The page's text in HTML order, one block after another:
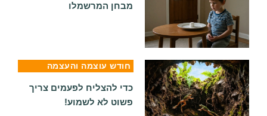
מבחן המרשמלו
חודש עוצמה והעצמה
כדי להצליח לפעמים צריך
פשוט לא לשמוע!